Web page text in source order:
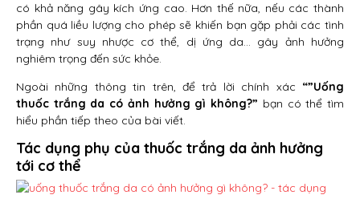
có khả năng gây kích ứng cao. Hơn thế nữa, nếu các thành
phần quá liều lượng cho phép sẽ khiến bạn gặp phải các tình
trạng như suy nhược cơ thể, dị ứng da… gây ảnh hưởng
nghiêm trọng đến sức khỏe.
Ngoài những thông tin trên, để trả lời chính xác “”Uống
thuốc trắng da có ảnh hưởng gì không?” bạn có thể tìm
hiểu phần tiếp theo của bài viết.
Tác dụng phụ của thuốc trắng da ảnh hưởng
tới cơ thể